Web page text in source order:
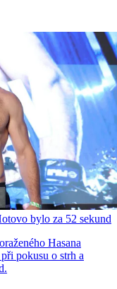
bylo za 52 sekund
Hasana
pokusu o strh a